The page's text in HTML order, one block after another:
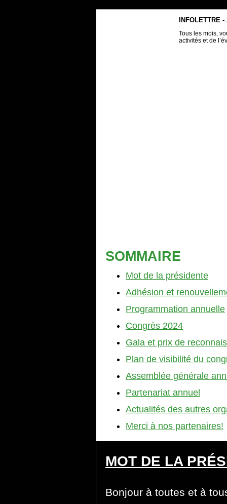
INFOLETTRE
Tous les mois,
activités et de
SOMMAIRE
Mot de la présidente
Adhésion et
Programmation annuelle
Congrès 2024
Gala et prix de
Plan de visibilité du
Assemblée générale
Partenariat annuel
Actualités des autres
Merci à nos partenaires!
MOT DE LA
Bonjour à toutes et à